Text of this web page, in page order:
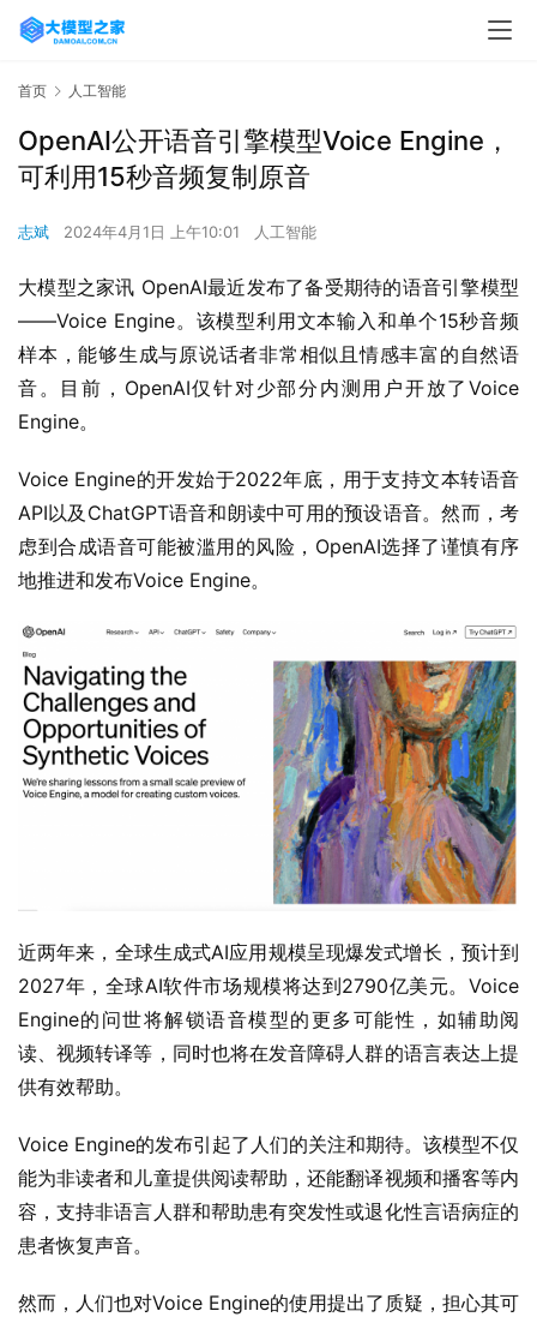
首页 人工智能
OpenAI公开语音引擎模型Voice Engine，
可利用15秒音频复制原音
志斌 2024年4月1日 上午10:01 人工智能
大模型之家讯 OpenAI最近发布了备受期待的语音引擎模型
——Voice Engine。该模型利用文本输入和单个15秒音频
样本，能够生成与原说话者非常相似且情感丰富的自然语
音。目前，OpenAI仅针对少部分内测用户开放了Voice
Engine。
Voice Engine的开发始于2022年底，用于支持文本转语音
API以及ChatGPT语音和朗读中可用的预设语音。然而，考
虑到合成语音可能被滥用的风险，OpenAI选择了谨慎有序
地推进和发布Voice Engine。
近两年来，全球生成式AI应用规模呈现爆发式增长，预计到
2027年，全球AI软件市场规模将达到2790亿美元。Voice
Engine的问世将解锁语音模型的更多可能性，如辅助阅
读、视频转译等，同时也将在发音障碍人群的语言表达上提
供有效帮助。
Voice Engine的发布引起了人们的关注和期待。该模型不仅
能为非读者和儿童提供阅读帮助，还能翻译视频和播客等内
容，支持非语言人群和帮助患有突发性或退化性言语病症的
患者恢复声音。
然而，人们也对Voice Engine的使用提出了质疑，担心其可